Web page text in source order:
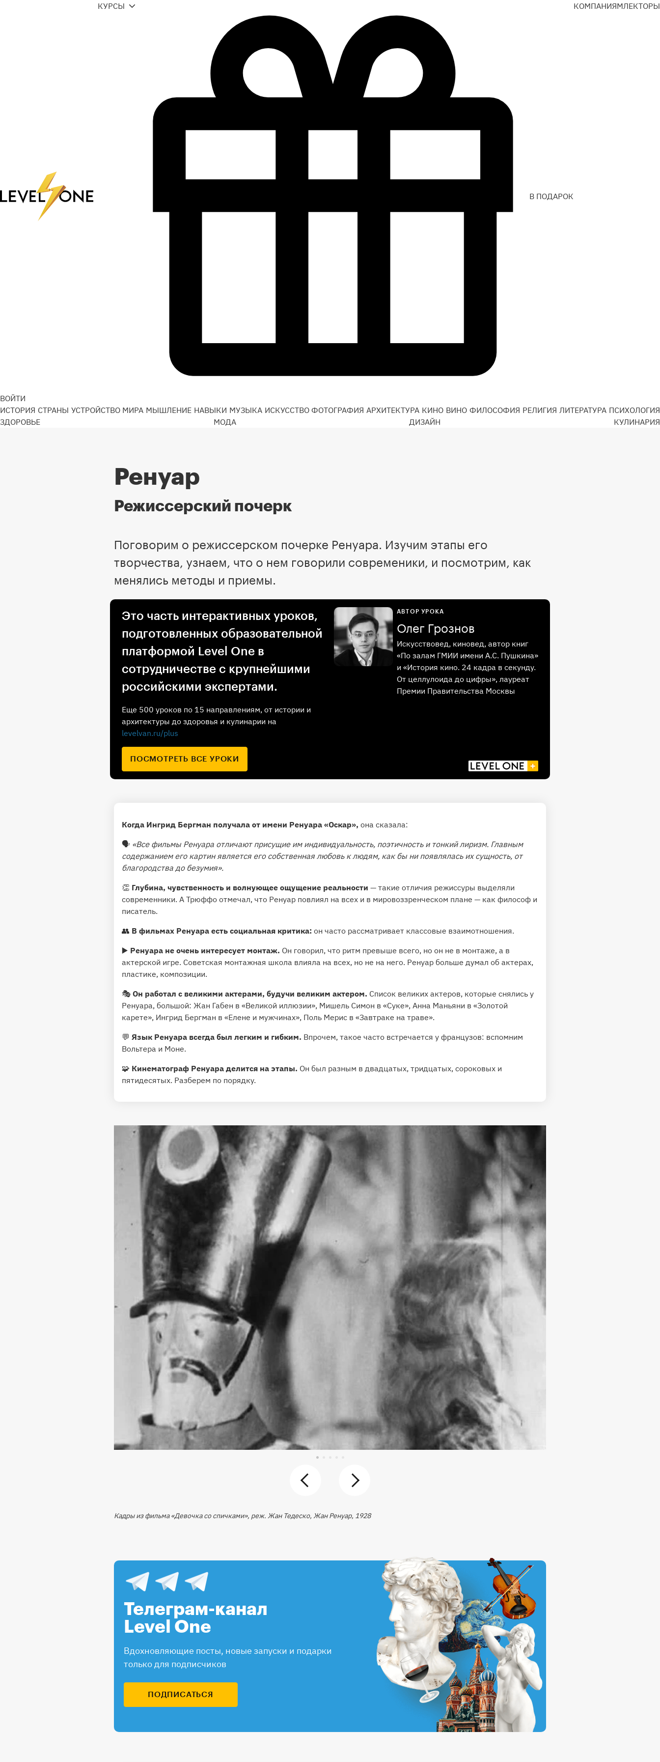
ВОЙТИ
КУРСЫ
В ПОДАРОК
КОМПАНИЯМЛЕКТОРЫ
ИСТОРИЯ СТРАНЫ УСТРОЙСТВО МИРА МЫШЛЕНИЕ НАВЫКИ МУЗЫКА ИСКУССТВО ФОТОГРАФИЯ АРХИТЕКТУРА КИНО ВИНО ФИЛОСОФИЯ РЕЛИГИЯ ЛИТЕРАТУРА ПСИХОЛОГИЯ
ЗДОРОВЬЕ
МОДА ДИЗАЙН КУЛИНАРИЯ
Ренуар
Режиссерский почерк
Поговорим о режиссерском почерке Ренуара. Изучим этапы его
творчества, узнаем, что о нем говорили современики, и посмотрим, как
менялись методы и приемы.
Это часть интерактивных уроков,
подготовленных образовательной
платформой Level One в
сотрудничестве с крупнейшими
российскими экспертами.
Еще 500 уроков по 15 направлениям, от истории и
архитектуры до здоровья и кулинарии на
levelvan.ru/plus
ПОСМОТРЕТЬ ВСЕ УРОКИ
АВТОР УРОКА
Олег Грознов
Искусствовед, киновед, автор книг
«По залам ГМИИ имени А.С. Пушкина»
и «История кино. 24 кадра в секунду.
От целлулоида до цифры», лауреат
Премии Правительства Москвы
Когда Ингрид Бергман получала от имени Ренуара «Оскар», она сказала:
🗣 «Все фильмы Ренуара отличают присущие им индивидуальность, поэтичность и тонкий лиризм. Главным
содержанием его картин является его собственная любовь к людям, как бы ни появлялась их сущность, от
благородства до безумия».
👏 Глубина, чувственность и волнующее ощущение реальности — такие отличия режиссуры выделяли
современники. А Трюффо отмечал, что Ренуар повлиял на всех и в мировоззренческом плане — как философ и
писатель.
👥 В фильмах Ренуара есть социальная критика: он часто рассматривает классовые взаимотношения.
▶️ Ренуара не очень интересует монтаж. Он говорил, что ритм превыше всего, но он не в монтаже, а в
актерской игре. Советская монтажная школа влияла на всех, но не на него. Ренуар больше думал об актерах,
пластике, композиции.
🎭 Он работал с великими актерами, будучи великим актером. Список великих актеров, которые снялись у
Ренуара, большой: Жан Габен в «Великой иллюзии», Мишель Симон в «Суке», Анна Маньяни в «Золотой
карете», Ингрид Бергман в «Елене и мужчинах», Поль Мерис в «Завтраке на траве».
💬 Язык Ренуара всегда был легким и гибким. Впрочем, такое часто встречается у французов: вспомним
Вольтера и Моне.
🧩 Кинематограф Ренуара делится на этапы. Он был разным в двадцатых, тридцатых, сороковых и
пятидесятых. Разберем по порядку.
Кадры из фильма «Девочка со спичками», реж. Жан Тедеско, Жан Ренуар, 1928
Телеграм-канал
Level One
Вдохновляющие посты, новые запуски и подарки
только для подписчиков
ПОДПИСАТЬСЯ